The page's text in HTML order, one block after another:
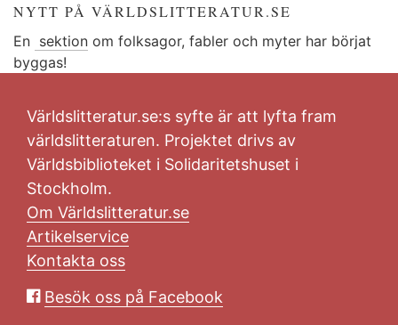
NYTT PÅ VÄRLDSLITTERATUR.SE
En sektion om folksagor, fabler och myter har börjat
byggas!
Världslitteratur.se:s syfte är att lyfta fram
världslitteraturen. Projektet drivs av
Världsbiblioteket i Solidaritetshuset i
Stockholm.
Om Världslitteratur.se
Artikelservice
Kontakta oss
Besök oss på Facebook